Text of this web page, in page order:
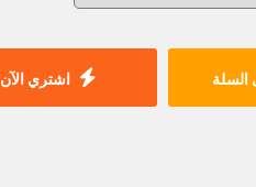
اشتري الآن